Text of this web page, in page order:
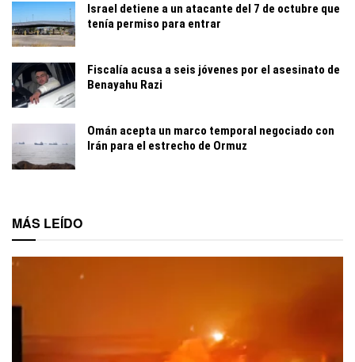
Israel detiene a un atacante del 7 de octubre que
tenía permiso para entrar
Fiscalía acusa a seis jóvenes por el asesinato de
Benayahu Razi
Omán acepta un marco temporal negociado con
Irán para el estrecho de Ormuz
MÁS LEÍDO